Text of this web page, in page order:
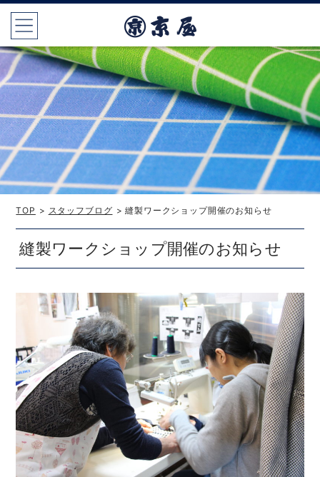
TOP > スタッフブログ > 縫製ワークショップ開催のお知らせ
縫製ワークショップ開催のお知らせ